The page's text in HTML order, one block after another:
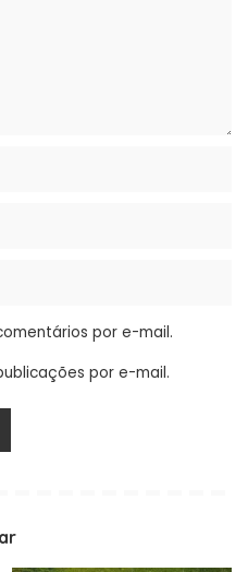
por e-mail.
por e-mail.